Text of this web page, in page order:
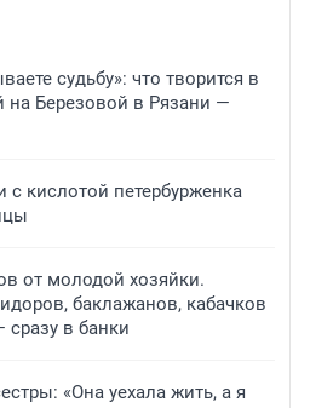
судьбу»: что творится в
Березовой в Рязани —
кислотой петербурженка
от молодой хозяйки.
баклажанов, кабачков
сразу в банки
«Она уехала жить, а я